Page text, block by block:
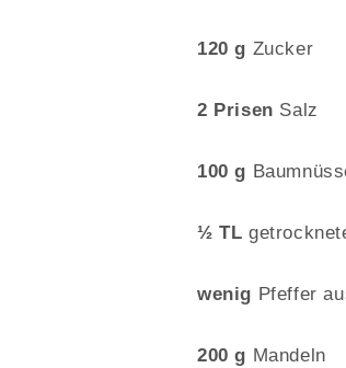
120 g Zucker
2 Prisen Salz
100 g
½ TL
wenig Pfeffer
200 g Mandeln